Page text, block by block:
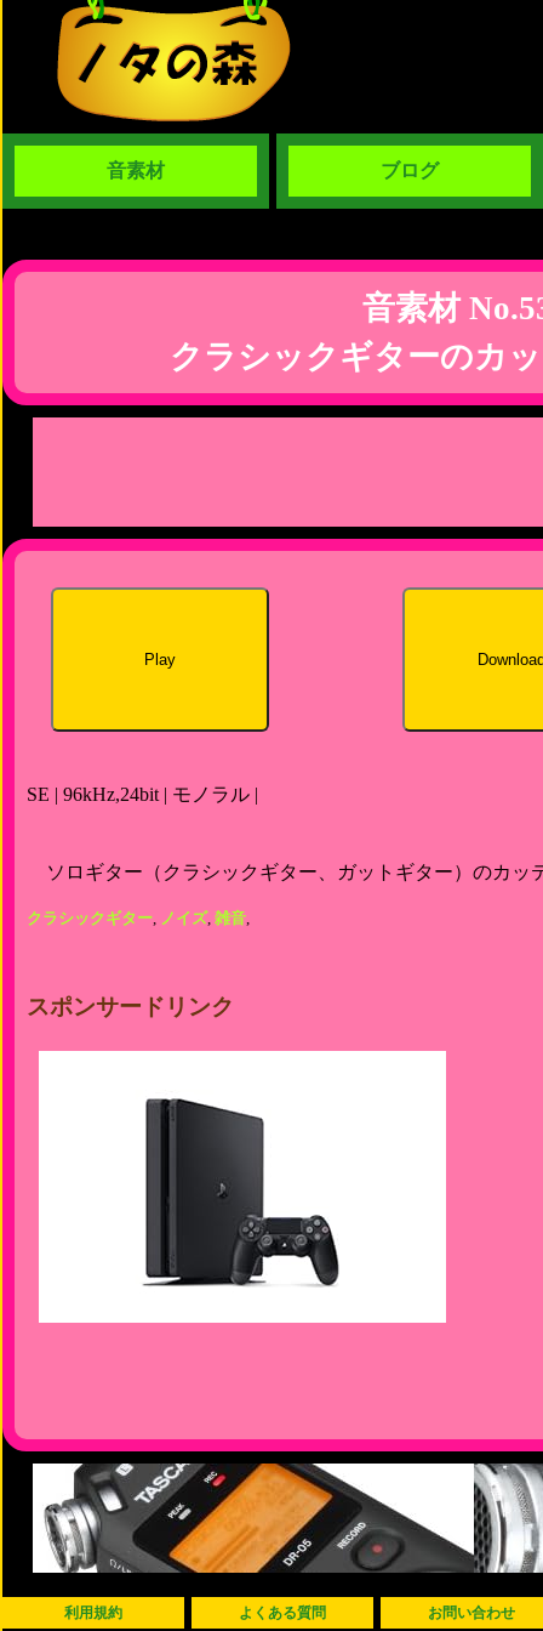
音素材 ブログ
音素材
クラシックギターのカ
Play
SE | 96kHz,24bit | モノラル |
ソロギター（クラシックギター、ガットギター）のカッ
クラシックギター, ノイズ, 雑音,
スポンサードリンク
利用規約 よくある質問 お問い合わせ